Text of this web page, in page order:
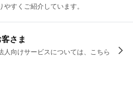
すくご紹介しています。
さま
人向けサービスについては、こちら